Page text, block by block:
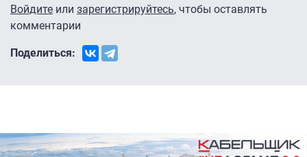
Войдите или зарегистрируйтесь, чтобы оставлять
комментарии
Поделиться: